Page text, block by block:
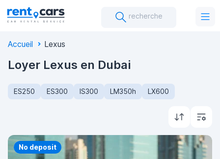
recherche
Accueil Lexus
Loyer Lexus en Dubai
ES250 ES300 IS300 LM350h LX600
Priority
No deposit